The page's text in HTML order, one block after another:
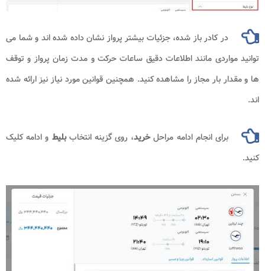
در کادر باز شده، جزئیات بیشتر پرواز نشان داده شده اند و شما می
مانند اطلاعات دقیق ساعات حرکت و مدت زمان پرواز و توقف
بار مجاز را مشاهده کنید. همچنین قوانین مورد نیاز نیز ارائه شده
برای انجام ادامه مراحلخرید، روی گزینه انتخاببلیطو ادامه کلیک